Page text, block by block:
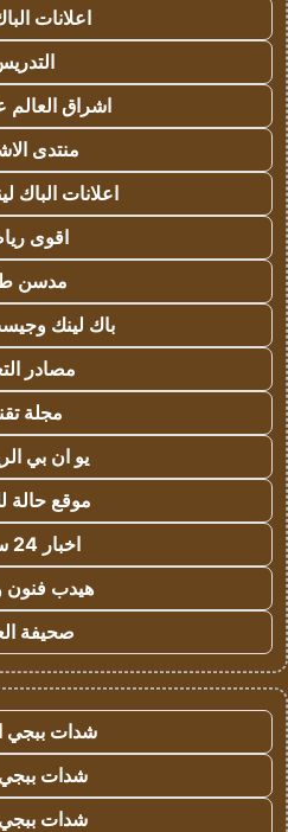
اعلانات
اشراق العالم
منتدى
اعلانات الباك لينك
اقوى
مدسن
باك لينك
مصادر
مجلة
يو ان بي
موقع حالة
اخبار 24 ساعة
هيدب فنون
صحيفة
شدات ببجي
شدات ببجي
شدات ببجي